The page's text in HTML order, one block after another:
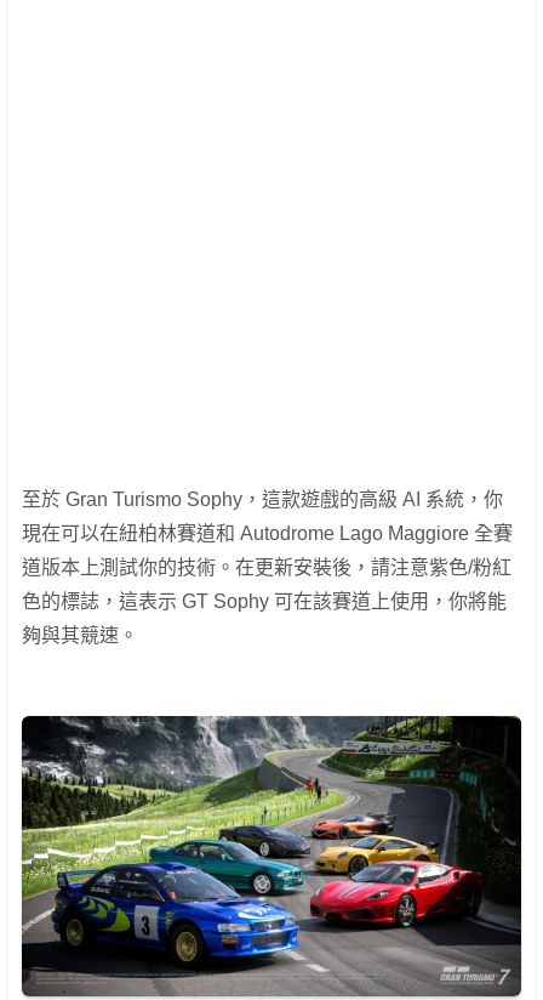
至於 Gran Turismo Sophy，這款遊戲的高級 AI 系統，你
現在可以在紐柏林賽道和 Autodrome Lago Maggiore 全賽
道版本上測試你的技術。在更新安裝後，請注意紫色/粉紅
色的標誌，這表示 GT Sophy 可在該賽道上使用，你將能
夠與其競速。